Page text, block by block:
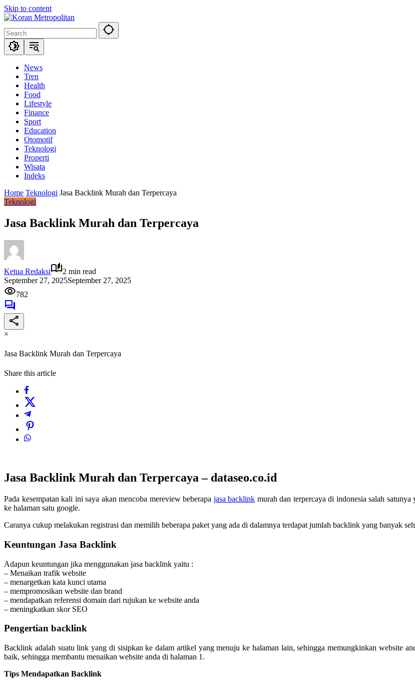
Skip to content
News
Tren
Health
Food
Lifestyle
Finance
Sport
Education
Otomotif
Teknologi
Properti
Wisata
Indeks
Home Teknologi Jasa Backlink Murah dan Terpercaya
Teknologi
Jasa Backlink Murah dan Terpercaya
Ketua Redaksi
2 min read
September 27, 2025September 27, 2025
782
×
Jasa Backlink Murah dan Terpercaya
Share this article
Jasa Backlink Murah dan Terpercaya – dataseo.co.id
Pada kesempatan kali ini saya akan mencoba mereview beberapa jasa backlink murah dan terpercaya di indonesia salah
ke halaman satu google.
Caranya cukup melakukan registrasi dan memilih beberapa paket yang ada di dalamnya terdapat jumlah backlink yang banyak
Keuntungan Jasa Backlink
Adapun keuntungan jika menggunakan jasa backlink yaitu :
– Menaikan trafik website
– menargetkan kata kunci utama
– mempromosikan website dan brand
– mendapatkan referensi domain dari rujukan ke website anda
– meningkatkan skor SEO
Pengertian backlink
Backlink adalah suatu link yang di sisipkan ke dalam artikel yang menuju ke halaman lain, sehingga memungkinkan website
baik, sehingga membantu menaikan website anda di halaman 1.
Tips Mendapatkan Backlink